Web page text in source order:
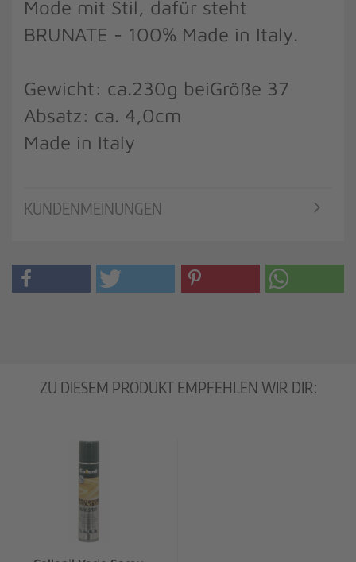
Mode mit Stil, dafür steht
BRUNATE - 100% Made in Italy.
Gewicht: ca.230g beiGröße 37
Absatz: ca. 4,0cm
Made in Italy
KUNDENMEINUNGEN
ZU DIESEM PRODUKT EMPFEHLEN WIR DIR: